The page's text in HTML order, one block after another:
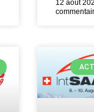
12 août